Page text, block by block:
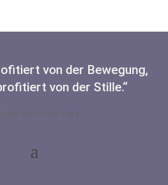
von der Bewegung,
von der Stille.“